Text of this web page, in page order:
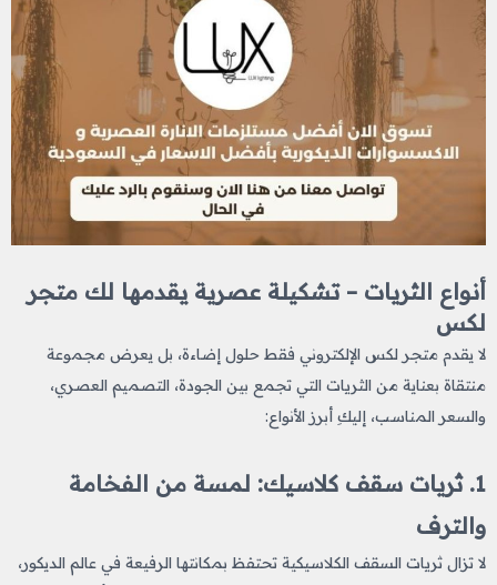
أنواع الثريات – تشكيلة عصرية يقدمها لك متجر
لكس
لا يقدم متجر لكس الإلكتروني فقط حلول إضاءة، بل يعرض مجموعة
منتقاة بعناية من الثريات التي تجمع بين الجودة، التصميم العصري،
والسعر المناسب، إليكِ أبرز الأنواع:
1. ثريات سقف كلاسيك: لمسة من الفخامة
والترف
لا تزال ثريات السقف الكلاسيكية تحتفظ بمكانتها الرفيعة في عالم الديكور،